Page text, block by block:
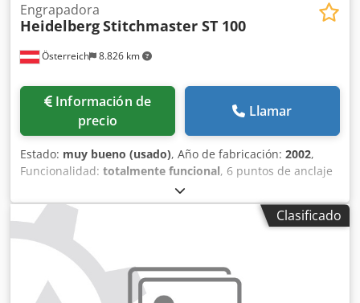
Österreich 8.826 km
Engrapadora
HeidelbergStitchmaster ST 100
Información de
precio
Llamar
Estado: muy bueno (usado), Año de fabricación: 2002,
Funcionalidad: totalmente funcional, 6 puntos de anclaje
1 punto de anclaje manual Crjdpfxjzrvhxe Anvjf 1 punto de
anclaje para operaciones de carga y descarga Sujetador
Cortador triple Equipamiento estándar
Clasificado